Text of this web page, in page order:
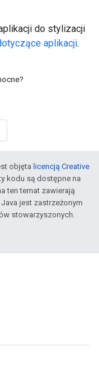
do stylizacji
aplikacji.
objęta licencją Creative
kodu są dostępne na
ten temat zawierają
. Java jest zastrzeżonym
stowarzyszonych.